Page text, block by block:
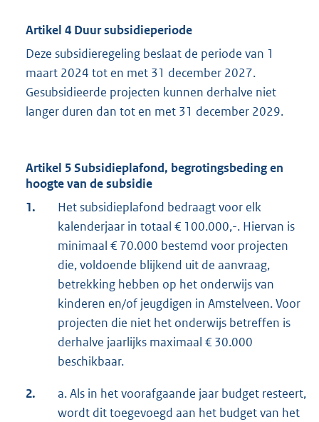
Artikel 4 Duur subsidieperiode
Deze subsidieregeling beslaat de periode van 1
maart 2024 tot en met 31 december 2027.
Gesubsidieerde projecten kunnen derhalve niet
langer duren dan tot en met 31 december 2029.
Artikel 5 Subsidieplafond, begrotingsbeding en
hoogte van de subsidie
1.
Het subsidieplafond bedraagt voor elk
kalenderjaar in totaal € 100.000,-. Hiervan is
minimaal € 70.000 bestemd voor projecten
die, voldoende blijkend uit de aanvraag,
betrekking hebben op het onderwijs van
kinderen en/of jeugdigen in Amstelveen. Voor
projecten die niet het onderwijs betreffen is
derhalve jaarlijks maximaal € 30.000
beschikbaar.
2.
a. Als in het voorafgaande jaar budget resteert,
wordt dit toegevoegd aan het budget van het